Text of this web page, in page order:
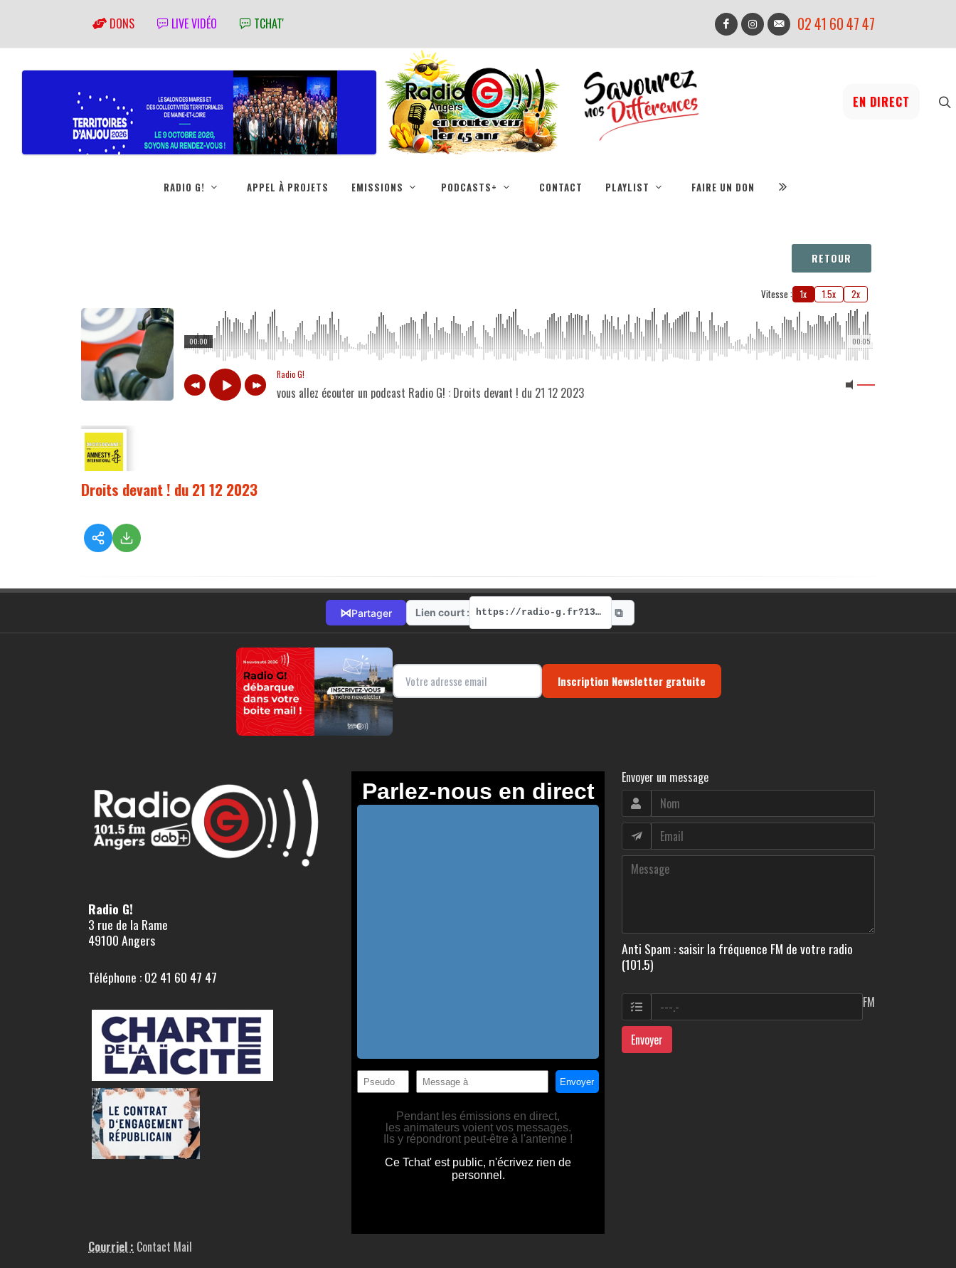
DONS LIVE VIDÉO TCHAT' 02 41 60 47 47
EN DIRECT
RADIO G! APPEL À PROJETS EMISSIONS PODCASTS+ CONTACT PLAYLIST FAIRE UN DON
RETOUR
Vitesse : 1x 1.5x 2x
00:05
00:00
Radio G!
vous allez écouter un podcast Radio G! : Droits devant ! du 21 12 2023
Droits devant ! du 21 12 2023
⋈Partager Lien court : https://radio-g.fr?13370 ⧉
Inscription Newsletter gratuite
Radio G!
3 rue de la Rame
49100 Angers
Téléphone : 02 41 60 47 47
Courriel : Contact Mail
Envoyer un message
Anti Spam : saisir la fréquence FM de votre radio
(101.5)
FM
Envoyer